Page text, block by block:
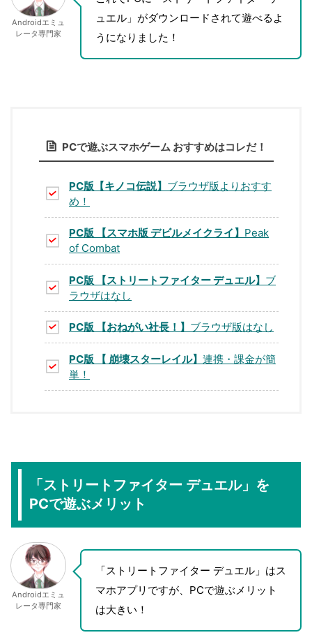
Androidエミュ
レータ専門家
ュエル」がダウンロードされて遊べるよ
うになりました！
PCで遊ぶスマホゲーム おすすめはコレだ！
PC版【キノコ伝説】 ブラウザ版よりおすす
め！
PC版 【スマホ版 デビルメイクライ】 Peak
of Combat
PC版 【ストリートファイター デュエル】 ブ
ラウザはなし
PC版 【おねがい社長！】 ブラウザ版はなし
PC版 【 崩壊スターレイル】 連携・課金が簡
単！
「ストリートファイター デュエル」を
PCで遊ぶメリット
Androidエミュ
レータ専門家
「ストリートファイター デュエル」はス
マホアプリですが、PCで遊ぶメリット
は大きい！